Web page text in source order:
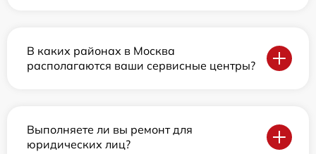
В каких районах в Москва
располагаются ваши сервисные центры?
Выполняете ли вы ремонт для
юридических лиц?